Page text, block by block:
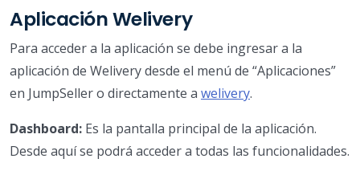
Aplicación Welivery
Para acceder a la aplicación se debe ingresar a la
aplicación de Welivery desde el menú de “Aplicaciones”
en JumpSeller o directamente a welivery.
Dashboard: Es la pantalla principal de la aplicación.
Desde aquí se podrá acceder a todas las funcionalidades.